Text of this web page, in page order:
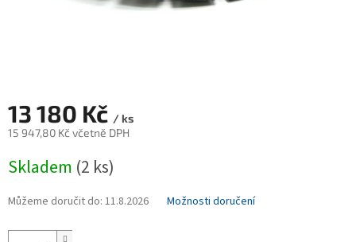
13 180 Kč / ks
15 947,80 Kč včetně DPH
cena:
Skladem (2 ks)
Můžeme doručit do: 11.8.2026 Možnosti doručení